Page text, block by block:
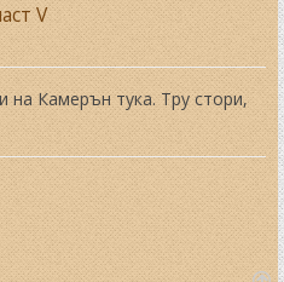
V
на Камерън тука. Тру стори,